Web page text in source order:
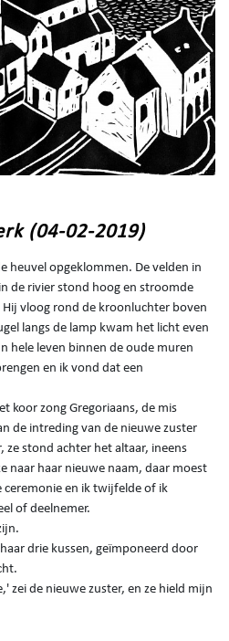
(04-02-2019)
heuvel opgeklommen. De velden in
de rivier stond hoog en stroomde
Hij vloog rond de kroonluchter boven
langs de lamp kwam het licht even
hele leven binnen de oude muren
en ik vond dat een
koor zong Gregoriaans, de mis
de intreding van de nieuwe zuster
ze stond achter het altaar, ineens
naar haar nieuwe naam, daar moest
ceremonie en ik twijfelde of ik
of deelnemer.
drie kussen, geïmponeerd door
zei de nieuwe zuster, en ze hield mijn